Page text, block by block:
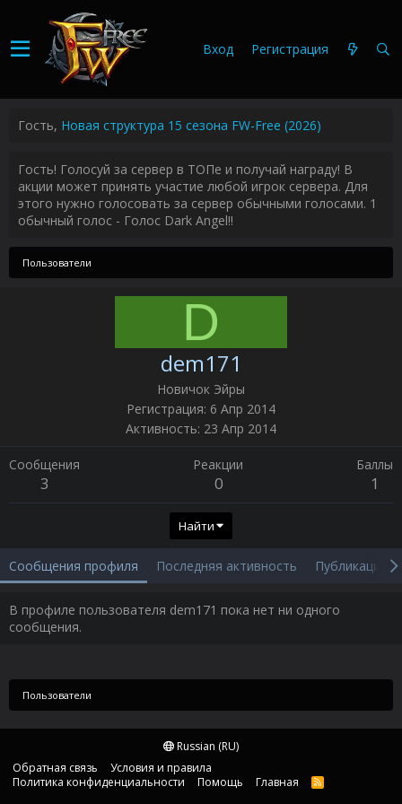
Вход Регистрация
Гость, Новая структура 15 сезона FW-Free (2026)
Гость! Голосуй за сервер в ТОПе и получай награду! В
акции может принять участие любой игрок сервера. Для
этого нужно голосовать за сервер обычными голосами. 1
обычный голос - Голос Dark Angel!!
Пользователи
D
dem171
Новичок Эйры
Регистрация 6 Апр 2014
Активность 23 Апр 2014
Сообщения
3
Реакции
0
Баллы
1
Найти
Сообщения профиля Последняя активность Публикации
В профиле пользователя dem171 пока нет ни одного
сообщения.
Пользователи
Russian (RU)
Обратная связь
Условия и правила
Политика конфиденциальности
Помощь Главная
R
S